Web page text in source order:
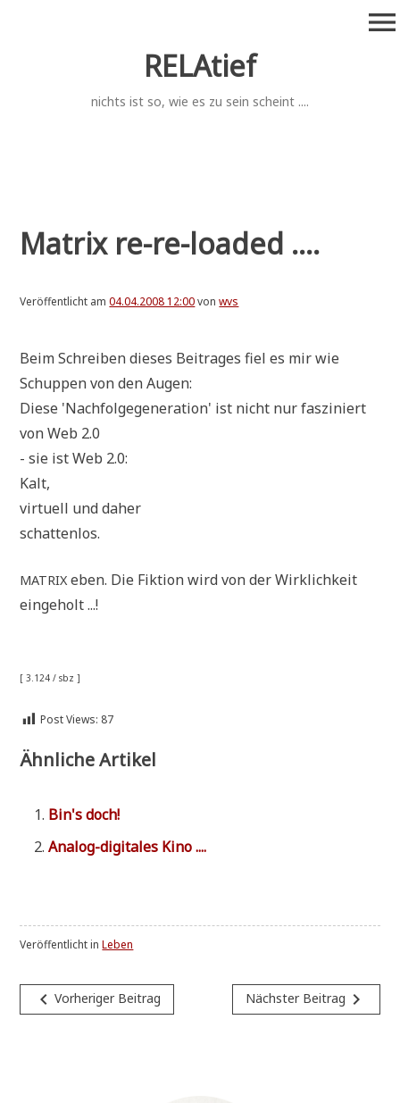
RELAtief
nichts ist so, wie es zu sein scheint ....
menu
Matrix re-re-loaded ....
Veröffentlicht am04.04.2008 12:00vonwvs
Beim Schrei­ben die­ses Bei­tra­ges fiel es mir wie
Schup­pen von den Augen:
Die­se 'Nach­fol­ge­ge­nera­ti­on' ist nicht nur fas­zi­niert
von Web 2.0
- sie ist Web 2.0:
Kalt,
vir­tu­ell und daher
schattenlos.
MATRIX eben. Die Fik­ti­on wird von der Wirk­lich­keit
eingeholt ...!
[ 3.124 / sbz ]
Post Views: 87
Ähnliche Artikel
Bin's doch!
Ana­log-digi­ta­les Kino ....
Veröffentlicht inLeben
Beitragsnavigation
navigate_beforeVorheriger Beitrag Nächster Beitrag navigate_next